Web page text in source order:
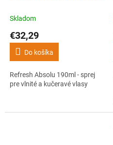
kučeravé vlasy
Skladom
€32,29
Do košíka
Refresh Absolu 190ml - sprej
pre vlnité a kučeravé vlasy